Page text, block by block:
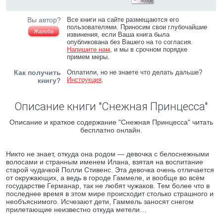
Вы автор?
Жалоба
Все книги на сайте размещаются его
пользователями. Приносим свои глубочайшие
извинения, если Ваша книга была
опубликована без Вашего на то согласия.
Напишите нам, и мы в срочном порядке
примем меры.
Как получить
книгу?
Оплатили, но не знаете что делать дальше?
Инструкция.
Описание книги "Снежная Принцесса"
Описание и краткое содержание "Снежная Принцесса" читать
бесплатно онлайн.
Никто не знает, откуда она родом — девочка с белоснежными
волосами и странным именем Илана, взятая на воспитание
старой чудачкой Полли Стивенс. Эта девочка очень отличается
от окружающих, а ведь в городе Гаммеле, и вообще во всём
государстве Германар, так не любят чужаков. Тем более что в
последнее время в этом мире происходит столько страшного и
необъяснимого. Исчезают дети, Гаммель заносят снегом
прилетающие неизвестно откуда метели…